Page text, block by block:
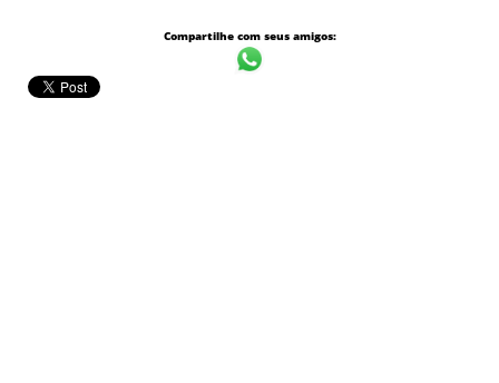
Compartilhe com seus amigos: